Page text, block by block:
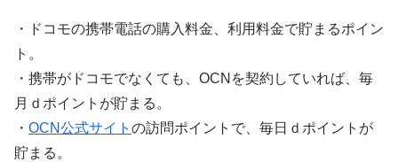
・ドコモの携帯電話の購入料金、利用料金で貯まるポイン
ト。
・携帯がドコモでなくても、OCNを契約していれば、毎
月ｄポイントが貯まる。
・ OCN公式サイト の訪問ポイントで、毎日ｄポイントが
貯まる。